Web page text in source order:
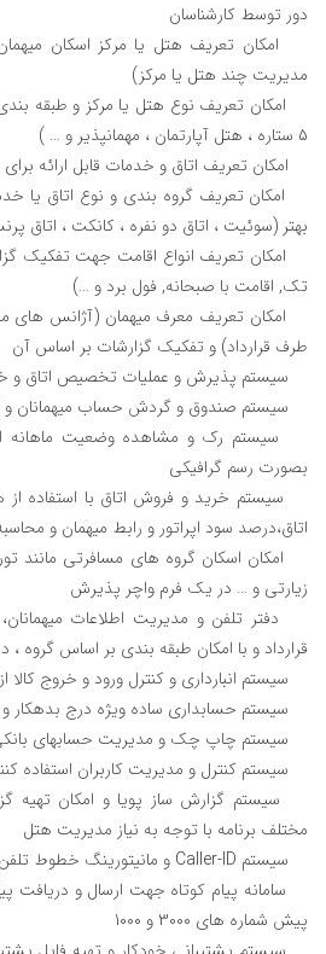
دور توسط کارشناسان
امکان تعریف هتل یا مرکز اسکان میهمان
مدیریت چند هتل یا مرکز)
امکان تعریف نوع هتل یا مرکز و طبقه
5 ستاره ، هتل آپارتمان ، مهمانپذیر و … )
امکان تعریف اتاق و خدمات قابل ارائه
امکان تعریف گروه بندی و نوع اتاق
بهتر (سوئیت ، اتاق دو نفره ، کانکت ، اتاق
امکان تعریف انواع اقامت جهت تفکیک
تک, اقامت با صبحانه, فول برد و …)
امکان تعریف معرف میهمان (آژانس های
طرف قرارداد) و تفکیک گزارشات بر اساس آن
سیستم پذیرش و عملیات تخصیص اتاق و
سیستم صندوق و گردش حساب میهمانان و
سیستم رک و مشاهده وضعیت ماهانه
بصورت رسم گرافیکی
سیستم خرید و فروش اتاق با استفاده
اتاق،درصد سود اپراتور و رابط میهمان و
امکان اسکان گروه های مسافرتی مانند
زیارتی و … در یک فرم واچر پذیرش
دفتر تلفن و مدیریت اطلاعات
قرارداد و با امکان طبقه بندی بر اساس گروه
سیستم انبارداری و کنترل ورود و خروج کالا
سیستم حسابداری ساده ویژه درج بدهکار و
سیستم چاپ چک و مدیریت حسابهای
سیستم کنترل و مدیریت کاربران استفاده
سیستم گزارش ساز پویا و امکان تهیه
مختلف برنامه با توجه به نیاز مدیریت هتل
سیستم Caller-ID و مانیتورینگ خطوط تلفن مرکز
پیش شماره های 3000 و 1000